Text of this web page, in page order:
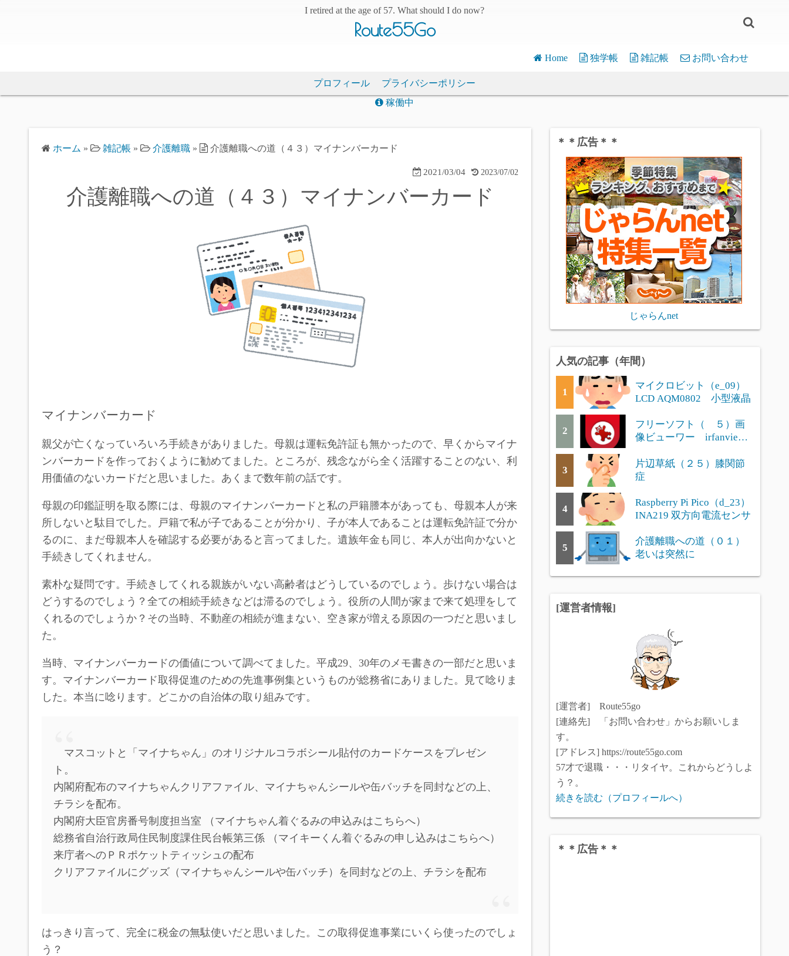
I retired at the age of 57. What should I do now?
Route55Go
Home 独学帳
Pi Pico
モジュール・関数
Various
フリーソフト
雑記帳 お問い合わせ
プロフィール
プライバシーポリシー
稼働中
ホーム » 雑記帳 » 介護離職 » 介護離職への道（４３）マイナンバーカード
2021/03/04 2023/07/02
介護離職への道（４３）マイナンバーカード
マイナンバーカード
親父が亡くなっていろいろ手続きがありました。母親は運転免許証も無かったので、早くからマイナ
ンバーカードを作っておくように勧めてました。ところが、残念ながら全く活躍することのない、利
用価値のないカードだと思いました。あくまで数年前の話です。
母親の印鑑証明を取る際には、母親のマイナンバーカードと私の戸籍謄本があっても、母親本人が来
所しないと駄目でした。戸籍で私が子であることが分かり、子が本人であることは運転免許証で分か
るのに、まだ母親本人を確認する必要があると言ってました。遺族年金も同じ、本人が出向かないと
手続きしてくれません。
素朴な疑問です。手続きしてくれる親族がいない高齢者はどうしているのでしょう。歩けない場合は
どうするのでしょう？全ての相続手続きなどは滞るのでしょう。役所の人間が家まで来て処理をして
くれるのでしょうか？その当時、不動産の相続が進まない、空き家が増える原因の一つだと思いまし
た。
当時、マイナンバーカードの価値について調べてました。平成29、30年のメモ書きの一部だと思いま
す。マイナンバーカード取得促進のための先進事例集というものが総務省にありました。見て唸りま
した。本当に唸ります。どこかの自治体の取り組みです。
マスコットと「マイナちゃん」のオリジナルコラボシール貼付のカードケースをプレゼン
ト。
内閣府配布のマイナちゃんクリアファイル、マイナちゃんシールや缶バッチを同封などの上、
チラシを配布。
内閣府大臣官房番号制度担当室 （マイナちゃん着ぐるみの申込みはこちらへ）
総務省自治行政局住民制度課住民台帳第三係 （マイキーくん着ぐるみの申し込みはこちらへ）
来庁者へのＰＲポケットティッシュの配布
クリアファイルにグッズ（マイナちゃんシールや缶バッチ）を同封などの上、チラシを配布
はっきり言って、完全に税金の無駄使いだと思いました。この取得促進事業にいくら使ったのでしょ
う？
＊＊広告＊＊
じゃらんnet
人気の記事（年間）
1
マイクロビット（e_09）
LCD AQM0802 小型液晶
2
フリーソフト（ ５）画
像ビューワー irfanview
3
片辺草紙（２５）膝関節
症
4
Raspberry Pi Pico（d_23）
INA219 双方向電流センサ
5
介護離職への道（０１）
老いは突然に
[運営者情報]
[運営者] Route55go
[連絡先] 「お問い合わせ」からお願いしま
す。
[アドレス] https://route55go.com
57才で退職・・・リタイヤ。これからどうしよ
う？。
続きを読む（プロフィールへ）
＊＊広告＊＊